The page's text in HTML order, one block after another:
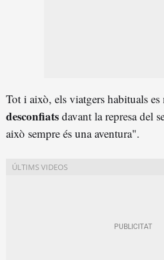
Tot i això, els viatgers habituals es
desconfiats davant la represa del
això sempre és una aventura".